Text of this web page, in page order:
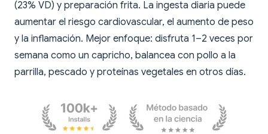
(23% VD) y preparación frita. La ingesta diaria puede
aumentar el riesgo cardiovascular, el aumento de peso
y la inflamación. Mejor enfoque: disfruta 1–2 veces por
semana como un capricho, balancea con pollo a la
parrilla, pescado y proteínas vegetales en otros días.